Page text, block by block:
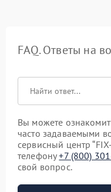
FAQ. Ответы на
Вы можете
часто задаваемыми
сервисный центр
телефону+7 (800)
свой вопрос.